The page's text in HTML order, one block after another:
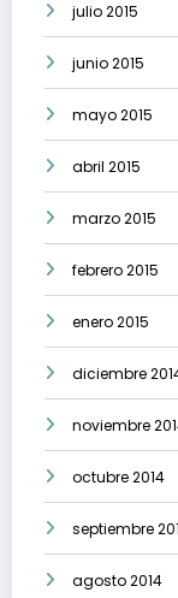
julio 2015
junio 2015
mayo 2015
abril 2015
marzo 2015
febrero 2015
enero 2015
diciembre
noviembre
octubre 2014
septiembre
agosto 2014